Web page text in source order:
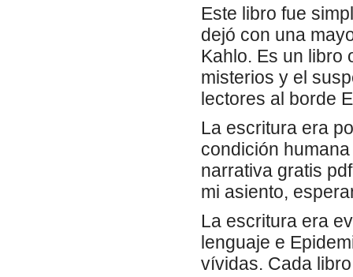
Este libro fue
dejó con una
Kahlo. Es un libro
misterios y el
lectores al borde
La escritura era
condición
narrativa gratis
mi asiento,
La escritura era
lenguaje e
vívidas. Cada